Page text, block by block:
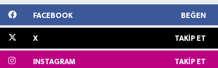
FACEBOOK BEĞEN
X TAKIP ET
INSTAGRAM TAKIP ET